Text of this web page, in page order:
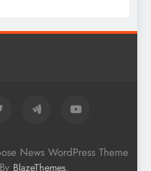
News WordPress Theme
BlazeThemes.